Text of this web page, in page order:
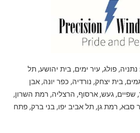
: נתניה, פולג, עיר ימים, בית יהושע, תל
בית יצחק, נורדיה, כפר יונה, אבן
שפיים, געש, ארסוף, הרצליה, רמת השרון,
סבא, רמת גן, תל אביב יפו, בני ברק, פתח